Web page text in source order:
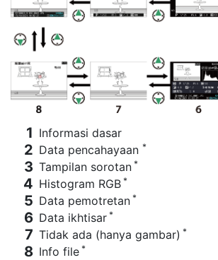
Informasi dasar
Data pencahayaan *
Tampilan sorotan *
Histogram RGB *
Data pemotretan *
Data ikhtisar *
Tidak ada (hanya gambar) *
Info file *